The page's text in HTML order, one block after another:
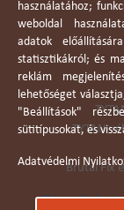
TYTAN
Brutál Fix
használatához;
weboldal
adatok
statisztikákról; és
reklám
lehetőséget
"Beállítások"
sütitípusokat, és
Adatvédelmi